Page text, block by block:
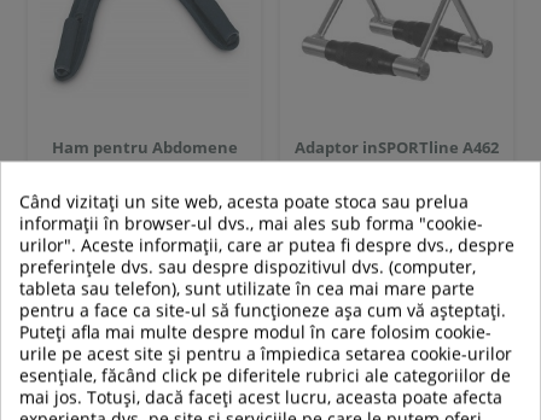
Ham pentru Abdomene
39,00 RON
In stoc
Adauga in cos
Adaptor inSPORTline A462
109,00 RON
In stoc
Adauga in cos
Când vizitați un site web, acesta poate stoca sau prelua
informații în browser-ul dvs., mai ales sub forma "cookie-
urilor". Aceste informații, care ar putea fi despre dvs., despre
preferințele dvs. sau despre dispozitivul dvs. (computer,
tableta sau telefon), sunt utilizate în cea mai mare parte
pentru a face ca site-ul să funcționeze așa cum vă așteptați.
Puteți afla mai multe despre modul în care folosim cookie-
urile pe acest site și pentru a împiedica setarea cookie-urilor
esențiale, făcând click pe diferitele rubrici ale categoriilor de
mai jos. Totuși, dacă faceți acest lucru, aceasta poate afecta